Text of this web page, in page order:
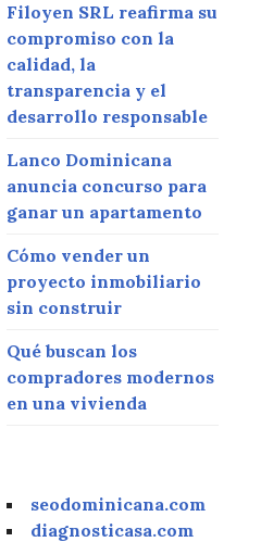
Filoyen SRL reafirma su
compromiso con la
calidad, la
transparencia y el
desarrollo responsable
Lanco Dominicana
anuncia concurso para
ganar un apartamento
Cómo vender un
proyecto inmobiliario
sin construir
Qué buscan los
compradores modernos
en una vivienda
seodominicana.com
diagnosticasa.com